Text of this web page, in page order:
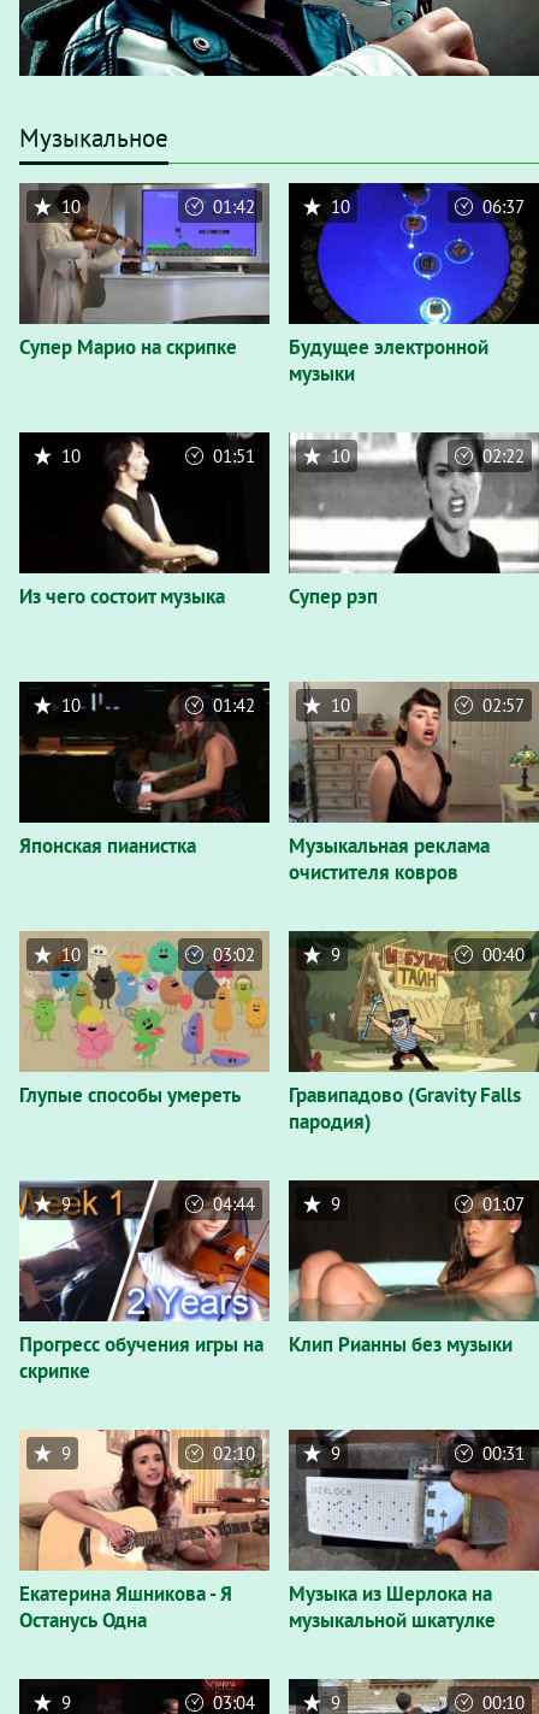
Музыкальное
Супер Марио на скрипке
10 01:42
Будущее электронной
музыки
10 06:37
Из чего состоит музыка
10 01:51
Супер рэп
10 02:22
Японская пианистка
10 01:42
Музыкальная реклама
очистителя ковров
10 02:57
Глупые способы умереть
10 03:02
Гравипадово (Gravity Falls
пародия)
9 00:40
Прогресс обучения игры на
скрипке
9 04:44
Клип Рианны без музыки
9 01:07
Екатерина Яшникова - Я
Останусь Одна
9 02:10
Музыка из Шерлока на
музыкальной шкатулке
9 00:31
9 03:04 9 00:10